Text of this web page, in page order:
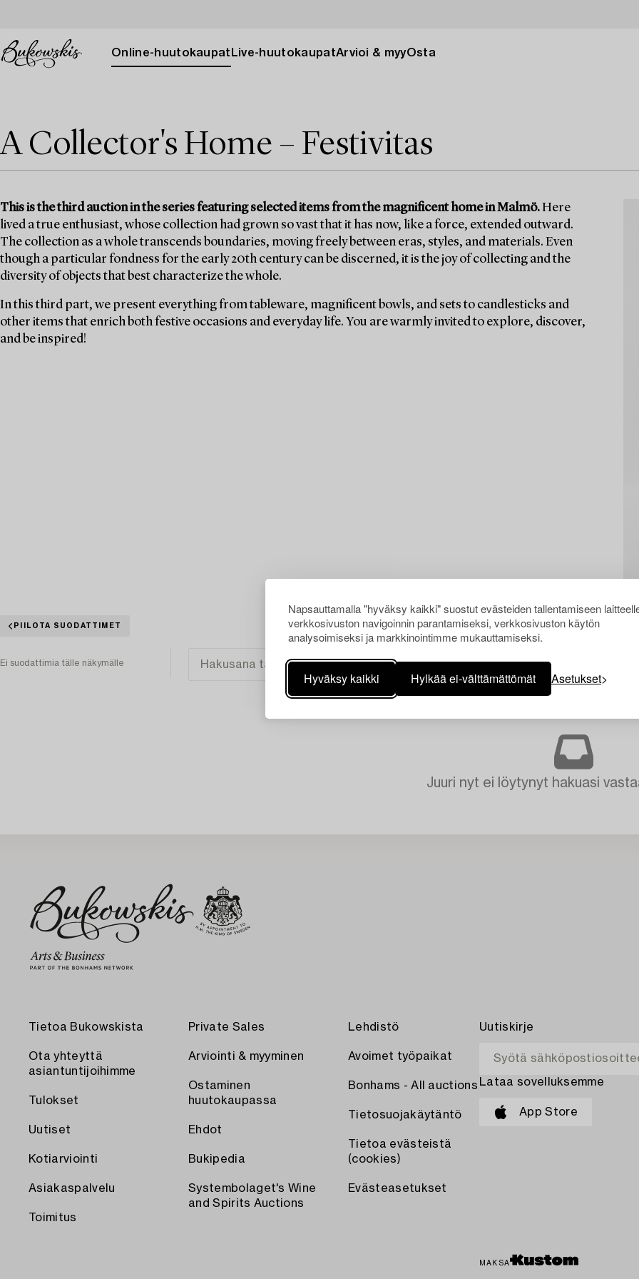
Napsauttamalla "hyväksy kaikki" suostut evästeiden tallentamiseen
verkkosivuston navigoinnin parantamiseksi, verkkosivuston käytön
analysoimiseksi ja markkinointimme mukauttamiseksi.
Hyväksy kaikki Hylkää ei-välttämättömät Asetukset
Online-huutokaupat Live-huutokaupatArvioi & myyOsta
A Collector's Home – Festivitas
This is the third auction in the series featuring selected items from the magnificent home in Malmö.Here
lived a true enthusiast, whose collection had grown so vast that it has now, like a force, extended outward.
The collection as a whole transcends boundaries, moving freely between eras, styles, and materials. Even
though a particular fondness for the early 20th century can be discerned, it is the joy of collecting and the
diversity of objects that best characterize the whole.
In this third part, we present everything from tableware, magnificent bowls, and sets to candlesticks and
other items that enrich both festive occasions and everyday life. You are warmly invited to explore, discover,
and be inspired!
PIILOTA SUODATTIMET
Ei suodattimia tälle näkymälle
Juuri nyt ei löytynyt hakuasi
Tietoa Bukowskista
Ota yhteyttä
asiantuntijoihimme
Tulokset
Uutiset
Kotiarviointi
Asiakaspalvelu
Toimitus
Private Sales
Arviointi & myyminen
Ostaminen
huutokaupassa
Ehdot
Bukipedia
Systembolaget's Wine
and Spirits Auctions
Lehdistö
Avoimet työpaikat
Bonhams - All auctions
Tietosuojakäytäntö
Tietoa evästeistä
(cookies)
Evästeasetukset
Uutiskirje
Lataa sovelluksemme
App Store
MAKSA